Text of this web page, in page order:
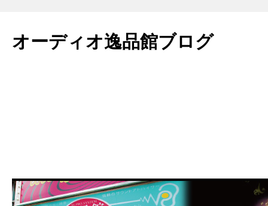
テ
ン
オーディオ逸品館ブログ